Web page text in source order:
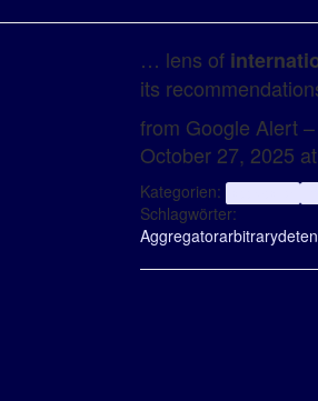
… lens of
its
from Google Alert
October 27, 2025
Kategorien:
Schlagwörter:
Aggregatorarbitrary